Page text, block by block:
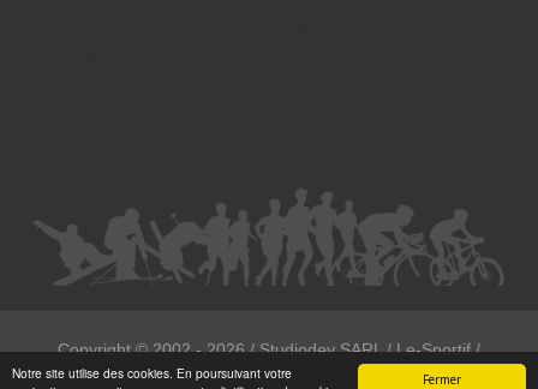
Fermer
Notre site utilise des cookies. En poursuivant votre
Copyright ©2002 - 2026/ Studiodev SARL / Le-Sportif /
Registration4all